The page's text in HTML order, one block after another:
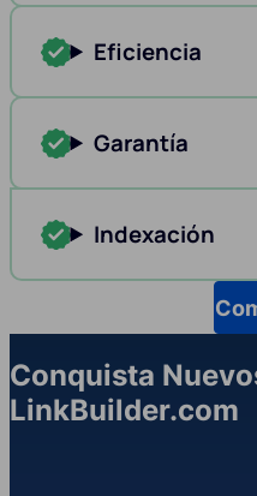
Eficiencia
Garantía
Indexación
Conquista
LinkBuilder.com